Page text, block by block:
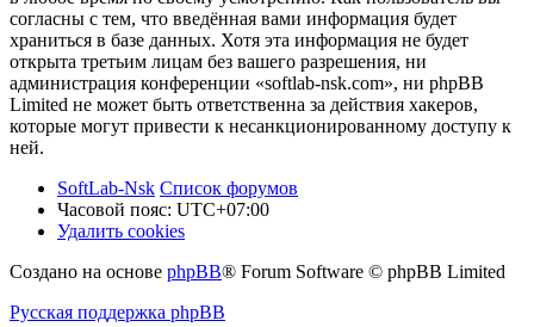
согласны с тем, что введённая вами информация будет
храниться в базе данных. Хотя эта информация не будет
открыта третьим лицам без вашего разрешения, ни
администрация конференции «softlab-nsk.com», ни phpBB
Limited не может быть ответственна за действия хакеров,
которые могут привести к несанкционированному доступу к
ней.
SoftLab-Nsk Список форумов
Часовой пояс: UTC+07:00
Удалить cookies
Создано на основе phpBB® Forum Software © phpBB Limited
Русская поддержка phpBB